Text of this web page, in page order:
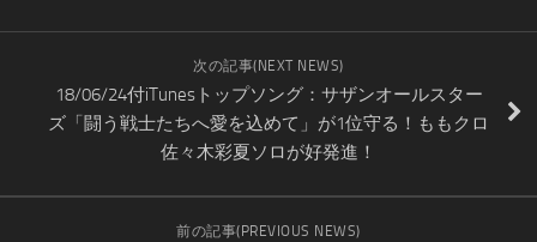
次の記事(NEXT NEWS)
18/06/24付iTunesトップソング：サザンオールスター
ズ「闘う戦士たちへ愛を込めて」が1位守る！ももクロ
佐々木彩夏ソロが好発進！
前の記事(PREVIOUS NEWS)